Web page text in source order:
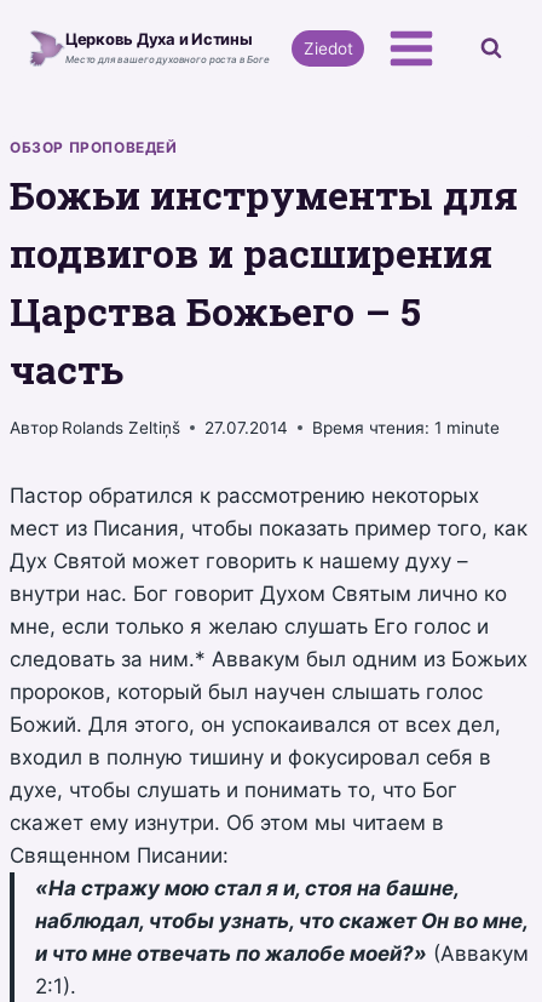
Церковь Духа и Истины
Место для вашего духовного роста в Боге
Ziedot
ОБЗОР ПРОПОВЕДЕЙ
Божьи инструменты для
подвигов и расширения
Царства Божьего – 5
часть
Автор Rolands Zeltiņš 27.07.2014 Время чтения: 1 minute
Пастор обратился к рассмотрению некоторых
мест из Писания, чтобы показать пример того, как
Дух Святой может говорить к нашему духу –
внутри нас. Бог говорит Духом Святым лично ко
мне, если только я желаю слушать Его голос и
следовать за ним.* Аввакум был одним из Божьих
пророков, который был научен слышать голос
Божий. Для этого, он успокаивался от всех дел,
входил в полную тишину и фокусировал себя в
духе, чтобы слушать и понимать то, что Бог
скажет ему изнутри. Об этом мы читаем в
Священном Писании:
«На стражу мою стал я и, стоя на башне,
наблюдал, чтобы узнать, что скажет Он во мне,
и что мне отвечать по жалобе моей?» (Аввакум
2:1).